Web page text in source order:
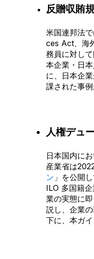
反贈収賄
米国連邦法
ces Act、海
務員に対し
本企業・日
に、日本企
課された事
人権デュ
日本国内に
産業省は
ン 」を公開
ILO 多国籍
業の実態に
説し、企業
下に、本ガ